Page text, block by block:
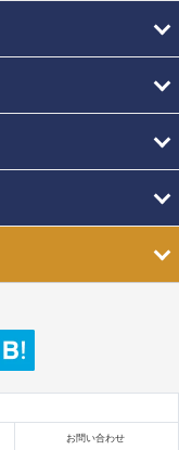
お問い合わせ